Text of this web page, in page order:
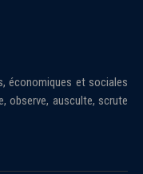
économiques et sociales
observe, ausculte, scrute